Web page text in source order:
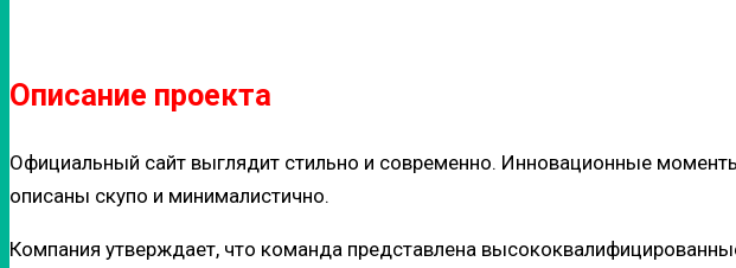
Описание проекта
Официальный сайт выглядит стильно и современно. Инновационные
описаны скупо и минималистично.
Компания утверждает, что команда представлена